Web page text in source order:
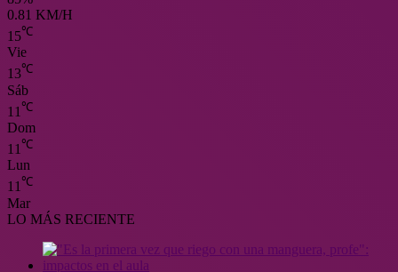
0.81 KM/H
15℃
Vie
13℃
Sáb
11 ℃
Dom
11 ℃
Lun
11℃
Mar
LO MÁS RECIENTE